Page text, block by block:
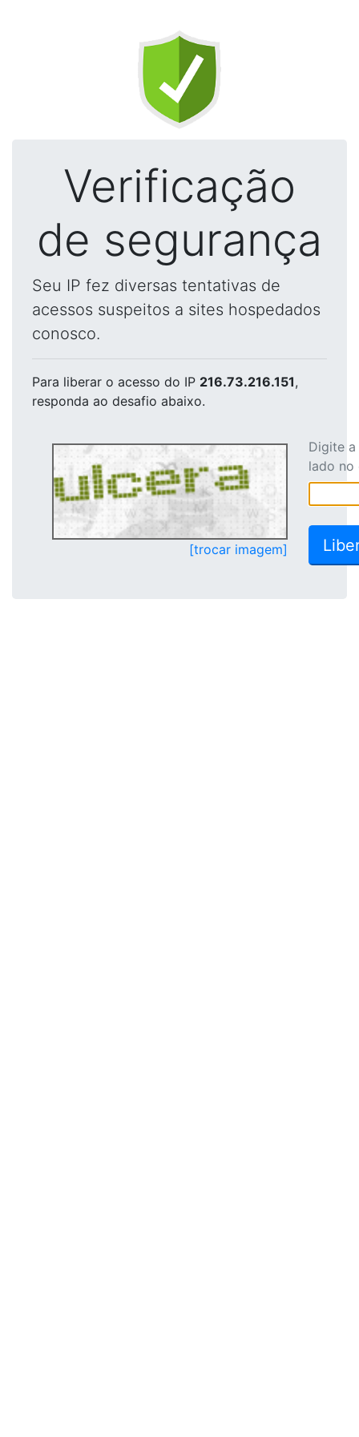
Verificação
de segurança
Seu IP fez diversas tentativas de
acessos suspeitos a sites hospedados
conosco.
Para liberar o acesso do IP 216.73.216.151,
responda ao desafio abaixo.
[trocar imagem]
Digite
lado no